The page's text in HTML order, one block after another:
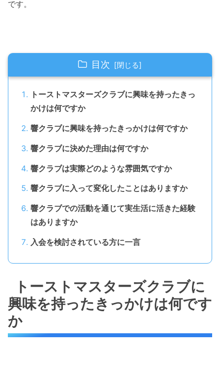
です。
目次
トーストマスターズクラブに興味を持ったきっ
かけは何ですか
響クラブに興味を持ったきっかけは何ですか
響クラブに決めた理由は何ですか
響クラブは実際どのような雰囲気ですか
響クラブに入って変化したことはありますか
響クラブでの活動を通じて実生活に活きた経験
はありますか
入会を検討されている方に一言
トーストマスターズクラブに
興味を持ったきっかけは何です
か